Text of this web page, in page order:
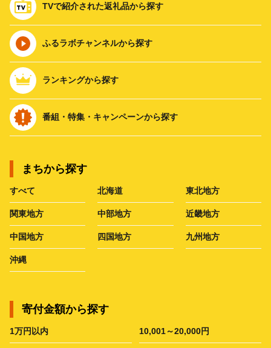
TVで紹介された返礼品から探す
ふるラボチャンネルから探す
ランキングから探す
番組・特集・キャンペーンから探す
まちから探す
すべて 北海道 東北地方
関東地方 中部地方 近畿地方
中国地方 四国地方 九州地方
沖縄
寄付金額から探す
1万円以内 10,001～20,000円